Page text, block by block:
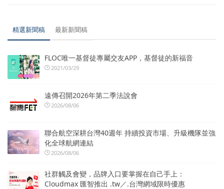
精選新聞稿 最新新聞稿
FLOC唯一基督徒專屬交友APP，基督徒的新福音
2021/03/29
遠傳召開2026年第二季法說會
2026/08/06
聯合航空深耕台灣40週年 持續投資市場、升級機隊並強
化全球航網連結
2026/08/06
社群觸及會變，品牌入口要掌握在自己手上：
Cloudmax 匯智推出 .tw／.台灣網域限時優惠